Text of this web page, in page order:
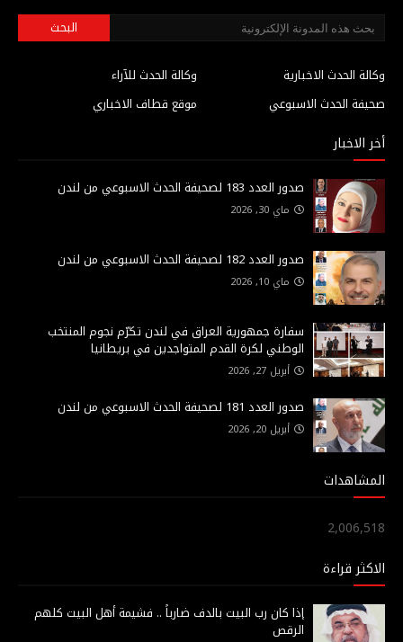
وكالة الحدث للآراء
وكالة الحدث الاخبارية
موقع قطاف الاخباري
صحيفة الحدث الاسبوعي
أخر الاخبار
صدور العدد 183 لصحيفة الحدث الاسبوعي من لندن
ماي 30, 2026
صدور العدد 182 لصحيفة الحدث الاسبوعي من لندن
ماي 10, 2026
سفارة جمهورية العراق في لندن تكرّم نجوم المنتخب
الوطني لكرة القدم المتواجدين في بريطانيا
أبريل 27, 2026
صدور العدد 181 لصحيفة الحدث الاسبوعي من لندن
أبريل 20, 2026
المشاهدات
2,006,518
الاكثر قراءة
إذا كان رب البيت بالدف ضارباً .. فشيمة أهل البيت كلهم
الرقص